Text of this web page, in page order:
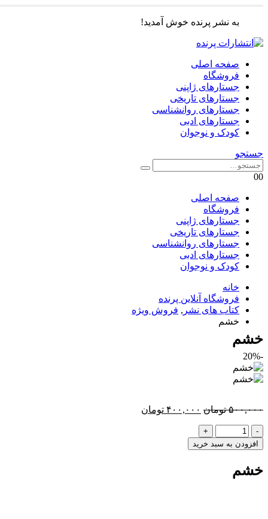
به نشر پرنده خوش آمدید!
صفحه اصلی
فروشگاه
جستارهای ژاپنی
جستارهای تاریخی
جستارهای روانشناسی
جستارهای ادبی
کودک و نوجوان
جستجو
00
صفحه اصلی
فروشگاه
جستارهای ژاپنی
جستارهای تاریخی
جستارهای روانشناسی
جستارهای ادبی
کودک و نوجوان
خانه
فروشگاه آنلاین پرنده
کتاب های نشر , فروش ویژه
خشم
خشم
-20%
۵۰۰,۰۰۰ تومان قیمت
بود.
۴۰۰,۰۰۰ تومان
-
+
افزودن به سبد خرید
خشم